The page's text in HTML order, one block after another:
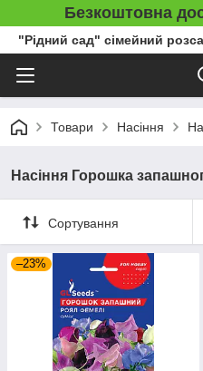
Безкоштовна
"Рідний сад" сімейний
Товари Насіння
Насіння Горошка
Сортування
–23%